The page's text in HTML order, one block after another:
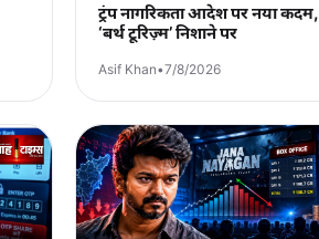
ट्रंप नागरिकता आदेश पर नया कदम,
‘बर्थ टूरिज़्म’ निशाने पर
Asif Khan•7/8/2026